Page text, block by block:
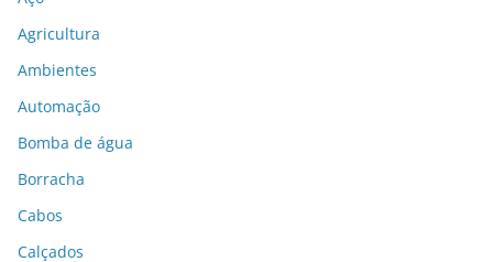
Agricultura
Ambientes
Automação
Bomba de água
Borracha
Cabos
Calçados